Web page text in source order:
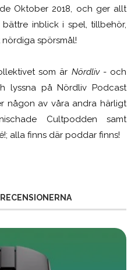
Oktober 2018, och ger allt
inblick i spel, tillbehör,
spörsmål!
som är Nördliv- och
lyssna på Nördliv Podcast
någon av våra andra härligt
Cultpodden samt
alla finns där poddar finns!